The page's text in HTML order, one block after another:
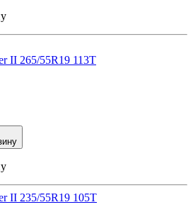
II 265/55R19 113T
II 235/55R19 105T